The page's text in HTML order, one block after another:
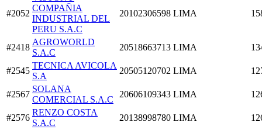
#2052
COMPAÑIA
INDUSTRIAL DEL
PERU S.A.C
20102306598 LIMA
#2418
AGROWORLD
S.A.C
20518663713 LIMA
#2545
TECNICA AVICOLA
S.A
20505120702 LIMA
#2567
SOLANA
COMERCIAL S.A.C
20606109343 LIMA
#2576
RENZO COSTA
S.A.C
20138998780 LIMA